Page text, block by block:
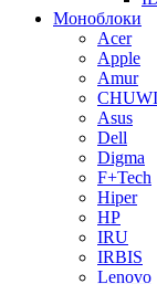
Моноблоки
Acer
Apple
Amur
CHUWI
Asus
Dell
Digma
F+Tech
Hiper
HP
IRU
IRBIS
Lenovo